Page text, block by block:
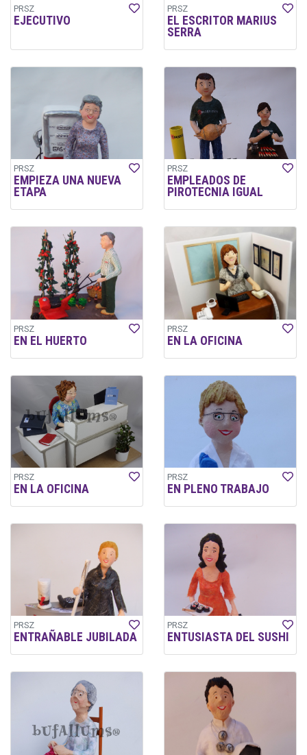
PRSZ
EJECUTIVO
PRSZ
EL ESCRITOR MARIUS
SERRA
PRSZ
EMPIEZA UNA NUEVA
ETAPA
PRSZ
EMPLEADOS DE
PIROTECNIA IGUAL
PRSZ
EN EL HUERTO
PRSZ
EN LA OFICINA
PRSZ
EN LA OFICINA
PRSZ
EN PLENO TRABAJO
PRSZ
ENTRAÑABLE JUBILADA
PRSZ
ENTUSIASTA DEL SUSHI